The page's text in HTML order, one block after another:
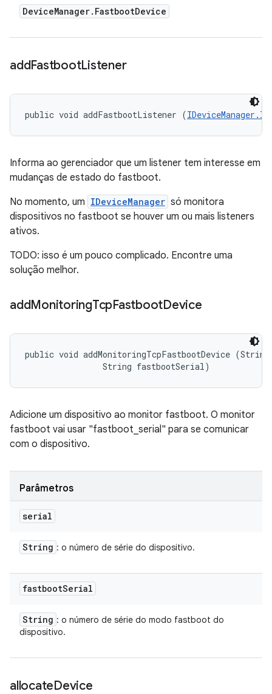
DeviceManager. FastbootDevice
addFastbootListener
public void addFastbootListener (
Informa ao gerenciador que um listener tem interesse em
mudanças de estado do fastboot.
No momento, um IDeviceManager só monitora
dispositivos no fastboot se houver um ou mais listeners
ativos.
TODO: isso é um pouco complicado. Encontre uma
solução melhor.
addMonitoringTcpFastbootDevice
public void addMonitoringTcpFastbootDevice
                String fastbootSerial)
Adicione um dispositivo ao monitor fastboot. O monitor
fastboot vai usar "fastboot_serial" para se comunicar
com o dispositivo.
Parâmetros
serial
String : o número de série do dispositivo.
fastbootSerial
String : o número de série do modo fastboot do
dispositivo.
allocateDevice